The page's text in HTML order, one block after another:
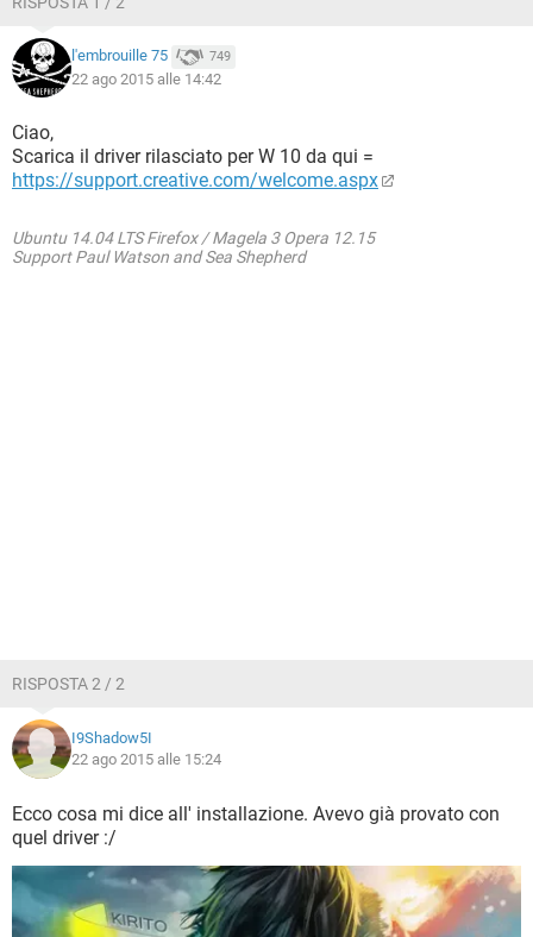
l'embrouille 75 749
22 ago 2015 alle 14:42
Ciao,
Scarica il driver rilasciato per W 10 da qui =
https://support.creative.com/welcome.aspx
Ubuntu 14.04 LTS Firefox / Magela 3 Opera 12.15
Support Paul Watson and Sea Shepherd
RISPOSTA 2 / 2
I9Shadow5I
22 ago 2015 alle 15:24
Ecco cosa mi dice all' installazione. Avevo già provato con
quel driver :/